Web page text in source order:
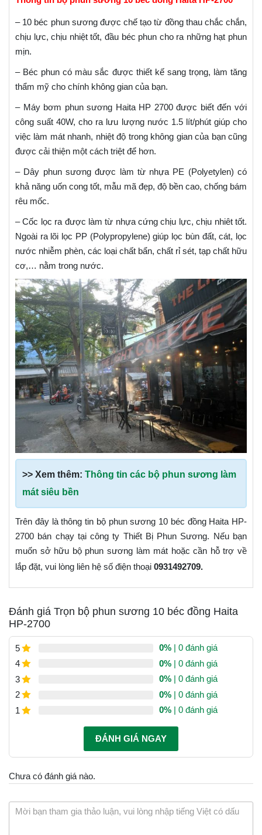
– 10 béc phun sương được chế tạo từ đồng thau chắc chắn,
chịu lực, chịu nhiệt tốt, đầu béc phun cho ra những hạt phun
mịn.
– Béc phun có màu sắc được thiết kế sang trọng, làm tăng
thẩm mỹ cho chính không gian của bạn.
– Máy bơm phun sương Haita HP 2700 được biết đến với
công suất 40W, cho ra lưu lượng nước 1.5 lít/phút giúp cho
việc làm mát nhanh, nhiệt độ trong không gian của bạn cũng
được cải thiện một cách triệt để hơn.
– Dây phun sương được làm từ nhựa PE (Polyetylen) có
khả năng uốn cong tốt, mẫu mã đẹp, độ bền cao, chống bám
rêu mốc.
– Cốc lọc ra được làm từ nhựa cứng chịu lực, chịu nhiêt tốt.
Ngoài ra lõi lọc PP (Polypropylene) giúp lọc bùn đất, cát, lọc
nước nhiễm phèn, các loại chất bẩn, chất rỉ sét, tạp chất hữu
cơ,… nằm trong nước.
>> Xem thêm: Thông tin các bộ phun sương làm
mát siêu bền
Trên đây là thông tin bộ phun sương 10 béc đồng Haita HP-
2700 bán chạy tại công ty Thiết Bị Phun Sương. Nếu bạn
muốn sở hữu bộ phun sương làm mát hoặc cần hỗ trợ về
lắp đặt, vui lòng liên hệ số điện thoại 0931492709.
Đánh giá Trọn bộ phun sương 10 béc đồng Haita
HP-2700
5 0% | 0 đánh giá
4
0% | 0 đánh giá
3
0% | 0 đánh giá
2
0% | 0 đánh giá
1
0% | 0 đánh giá
ĐÁNH GIÁ NGAY
Chưa có đánh giá nào.